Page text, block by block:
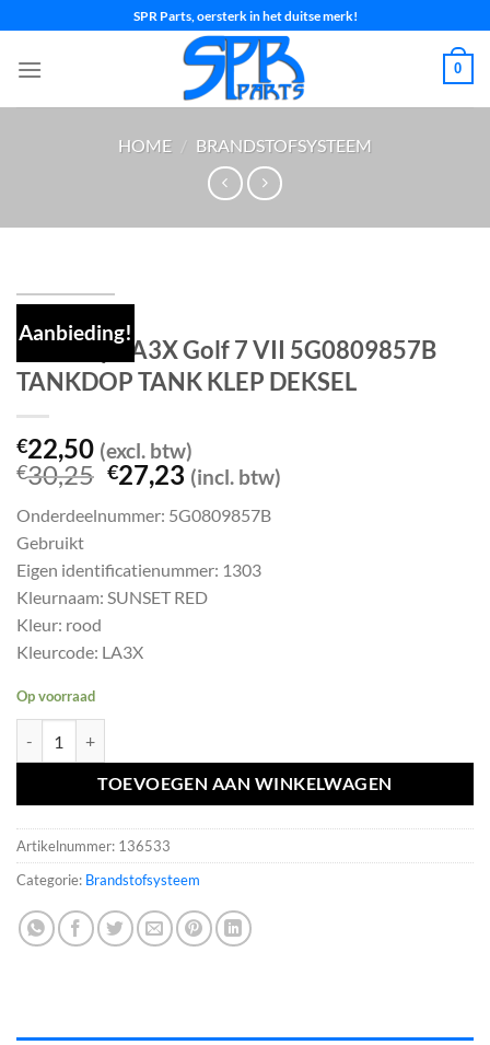
inhoud
SPR Parts, oersterk in het duitse merk!
0
HOME / BRANDSTOFSYSTEEM
Aanbieding!
Tankklep LA3X Golf 7 VII 5G0809857B
TANKDOP TANK KLEP DEKSEL
€22,50 (excl. btw)
€30,25 Oorspronkelijke
prijs
was:
€27,23Huidige
prijs
is:
(incl. btw)
Onderdeelnummer: 5G0809857B
Gebruikt
Eigen identificatienummer: 1303
Kleurnaam: SUNSET RED
Kleur: rood
Kleurcode: LA3X
Op voorraad
TOEVOEGEN AAN WINKELWAGEN
Artikelnummer: 136533
Categorie: Brandstofsysteem